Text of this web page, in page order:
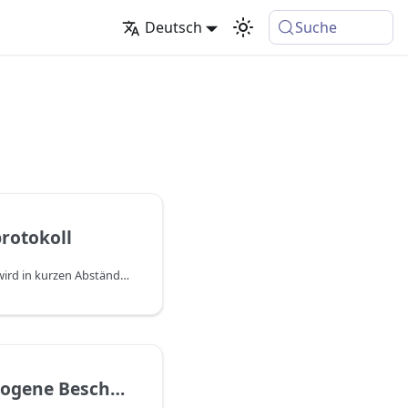
Deutsch Suche
DYCE IT-Business Toolkit wird in kurzen Abständen aktualisiert und ist immer mit den aktuellen und kommenden Versionen von Business Central kompatibel. Die relevanten Änderungen werden einzeln in den Release Notes beschrieben. Zum Filtern auf eine bestimmte App kann der entsprechende Tag verwendet werden. Darüber hinaus besteht die Möglichkeit, Informationen zu Updates als RSS-Feed zu abonnieren.
Auftragsbezogene Beschaffung